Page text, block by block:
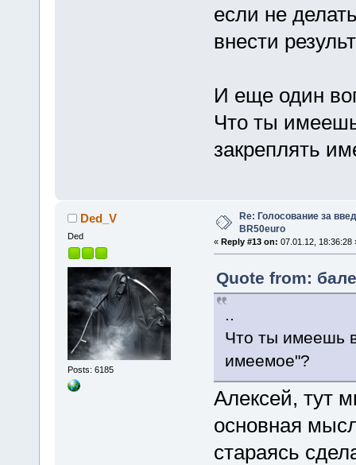
если не
внести
И еще один
Что ты
закреплять
Ded_V
Ded
Posts: 6185
Re: Голосование за
BR50euro
« Reply #13 on: 07.01.12, 18:36:28
Quote from:
..
Что ты имеешь
имеемое"?
Алексей, тут
основная
стараясь